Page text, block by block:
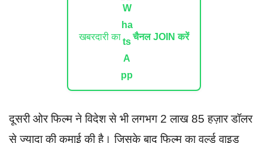
खबरदारी का चैनल JOIN करें
दूसरी ओर फिल्म ने विदेश से भी लगभग 2 लाख 85 हज़ार डॉलर
से ज्यादा की कमाई की है। जिसके बाद फिल्म का वर्ल्ड वाइड